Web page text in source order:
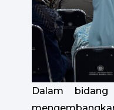
Dalam